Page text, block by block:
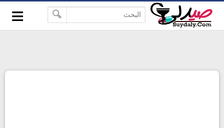
-->
google-site-verification=pbBDctPvwZJkSEHg2-
vmZ_yu86_9u3jQJgGN9H2FF9w
≡